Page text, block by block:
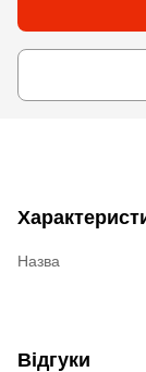
Назва
Відгуки